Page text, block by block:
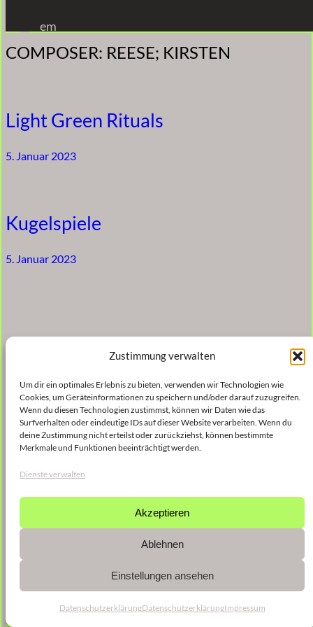
Zustimmung verwalten
Um dir ein optimales Erlebnis zu bieten, verwenden wir Technologien wie
Cookies, um Geräteinformationen zu speichern und/oder darauf zuzugreifen.
Wenn du diesen Technologien zustimmst, können wir Daten wie das
Surfverhalten oder eindeutige IDs auf dieser Website verarbeiten. Wenn du
deine Zustimmung nicht erteilst oder zurückziehst, können bestimmte
Merkmale und Funktionen beeinträchtigt werden.
Dienste verwalten
Akzeptieren
Ablehnen
Einstellungen ansehen
DatenschutzerklärungDatenschutzerklärungImpressum
Inhalt
springen
em
COMPOSER: REESE; KIRSTEN
Light Green Rituals
5. Januar 2023
Kugelspiele
5. Januar 2023